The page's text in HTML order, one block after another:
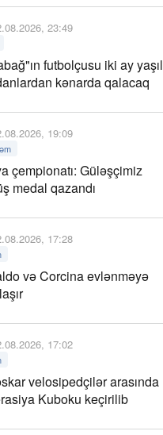
23:49
futbolçusu iki ay yaşıl
kənarda qalacaq
19:09
çempionatı: Güləşçimiz
medal qazandı
17:28
və Corcina evlənməyə
17:02
velosipedçilər arasında
Kuboku keçirilib